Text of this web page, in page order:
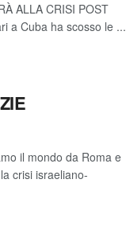
ALLA CRISI POST
a Cuba ha scosso le ...
il mondo da Roma e
crisi israeliano-